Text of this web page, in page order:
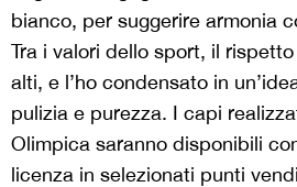
bianco, per suggerire armonia
Tra i valori dello sport, il
alti, e l’ho condensato in
pulizia e purezza. I capi
Olimpica saranno disponibili
licenza in selezionati punti